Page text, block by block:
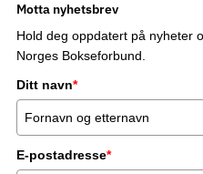
Motta nyhetsbrev
Hold deg oppdatert på nyheter
Norges Bokseforbund.
Ditt navn*
E-postadresse*